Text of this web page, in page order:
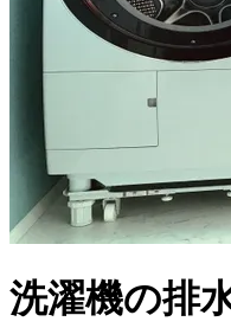
洗濯機の排